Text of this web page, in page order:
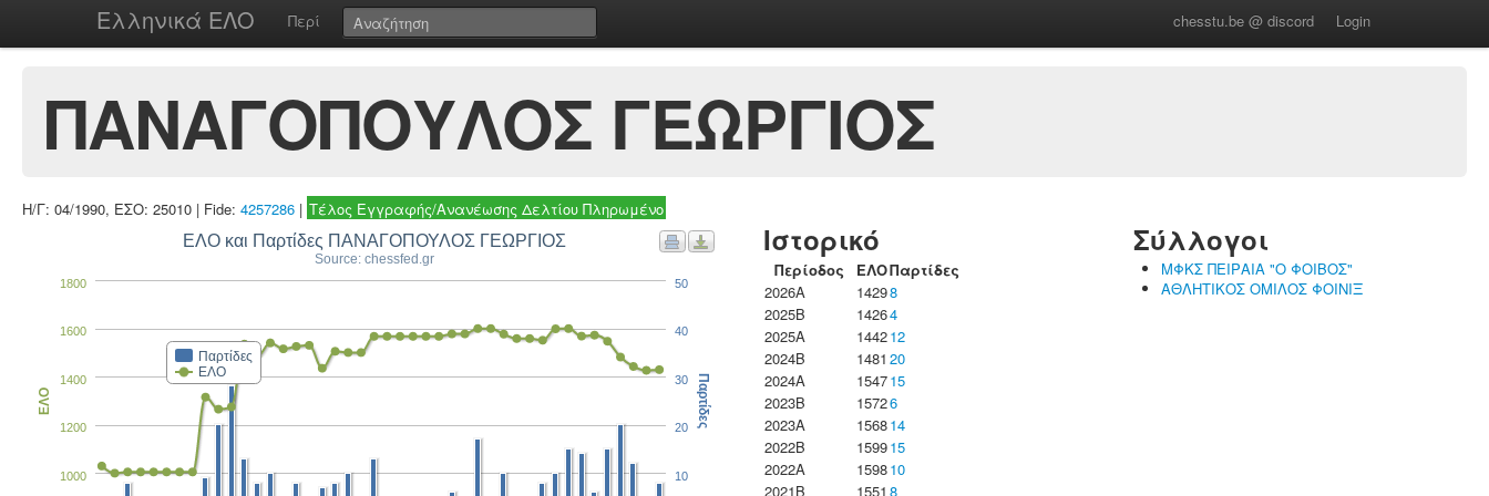
Ελληνικά ΕΛΟ Περί chesstu.be @ discord Login
ΠΑΝΑΓΟΠΟΥΛΟΣ ΓΕΩΡΓΙΟΣ
Η/Γ: 04/1990, ΕΣΟ: 25010 | Fide: 4257286 | Τέλος Εγγραφής/Ανανέωσης Δελτίου Πληρωμένο
ΕΛΟ και Παρτίδες ΠΑΝΑΓΟΠΟΥΛΟΣ ΓΕΩΡΓΙΟΣ
Source: chessfed.gr
Παρτίδες
ΕΛΟ
1000
1200
1400
1600
1800
ΕΛΟ
10
20
30
40
50
Παρτίδες
Ιστορικό
Περίοδος ΕΛΟΠαρτίδες
2026A
14298
2025B
14264
2025A
144212
2024B
1481 20
2024A
154715
2023B
15726
2023Α
156814
2022B
159915
2022A
159810
2021B
1551 8
Σύλλογοι
ΜΦΚΣ ΠΕΙΡΑΙΑ "Ο ΦΟΙΒΟΣ"
ΑΘΛΗΤΙΚΟΣ ΟΜΙΛΟΣ ΦΟΙΝΙΞ